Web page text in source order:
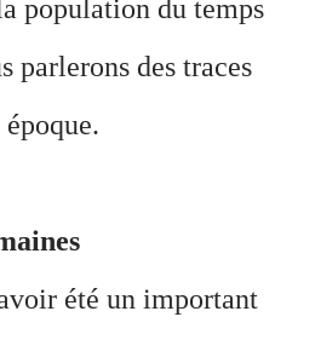
population du temps
parlerons des traces
été un important